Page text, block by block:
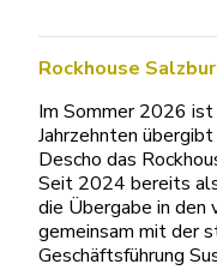
Rockhouse
Im Sommer 2026
Jahrzehnten
Descho das
Seit 2024 bereits
die Übergabe in den
gemeinsam mit der
Geschäftsführung